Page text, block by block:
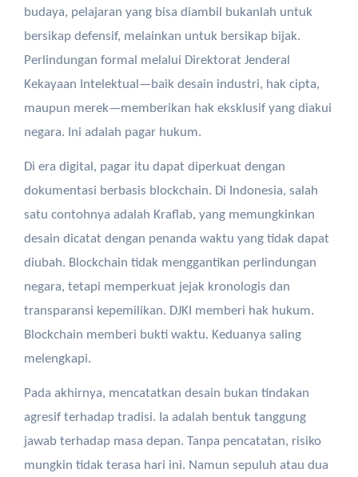
budaya, pelajaran yang bisa diambil bukanlah untuk
bersikap defensif, melainkan untuk bersikap bijak.
Perlindungan formal melalui Direktorat Jenderal
Kekayaan Intelektual—baik desain industri, hak cipta,
maupun merek—memberikan hak eksklusif yang diakui
negara. Ini adalah pagar hukum.
Di era digital, pagar itu dapat diperkuat dengan
dokumentasi berbasis blockchain. Di Indonesia, salah
satu contohnya adalah Kraflab, yang memungkinkan
desain dicatat dengan penanda waktu yang tidak dapat
diubah. Blockchain tidak menggantikan perlindungan
negara, tetapi memperkuat jejak kronologis dan
transparansi kepemilikan. DJKI memberi hak hukum.
Blockchain memberi bukti waktu. Keduanya saling
melengkapi.
Pada akhirnya, mencatatkan desain bukan tindakan
agresif terhadap tradisi. Ia adalah bentuk tanggung
jawab terhadap masa depan. Tanpa pencatatan, risiko
mungkin tidak terasa hari ini. Namun sepuluh atau dua